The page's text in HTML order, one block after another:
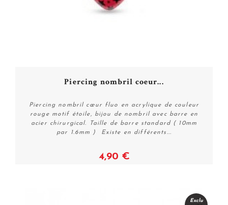
Voir
Piercing nombril coeur...
Piercing nombril cœur fluo en acrylique de couleur
rouge motif étoile, bijou de nombril avec barre en
acier chirurgical. Taille de barre standard ( 10mm
par 1.6mm ) Existe en différents...
4,90 €
Exclu